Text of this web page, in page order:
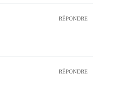
RÉPONDRE
RÉPONDRE